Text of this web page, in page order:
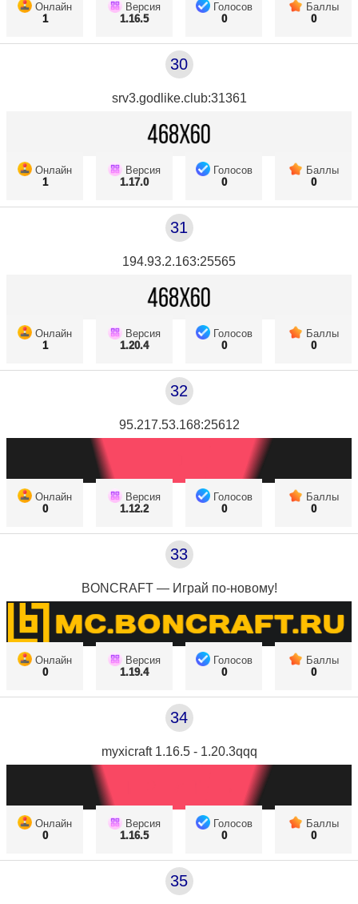
Онлайн
1
Версия
1.16.5
Голосов
0
Баллы
0
30
srv3.godlike.club:31361
Онлайн
1
Версия
1.17.0
Голосов
0
Баллы
0
31
194.93.2.163:25565
Онлайн
1
Версия
1.20.4
Голосов
0
Баллы
0
32
95.217.53.168:25612
Онлайн
0
Версия
1.12.2
Голосов
0
Баллы
0
33
BONCRAFT — Играй по-новому!
Онлайн
0
Версия
1.19.4
Голосов
0
Баллы
0
34
myxicraft 1.16.5 - 1.20.3qqq
Онлайн
0
Версия
1.16.5
Голосов
0
Баллы
0
35